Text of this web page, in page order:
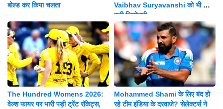
बोल्ड कर किया चलता
Vaibhav Suryavanshi को भी मिली
बड़ी जिम्मेदारी
The Hundred Womens 2026:
वेल्श फायर पर भारी पड़ी ट्रेंट रॉकेट्स,
Mohammed Shami के लिए बंद हो
रहे टीम इंडिया के दरवाजे? सेलेक्टर्स ने